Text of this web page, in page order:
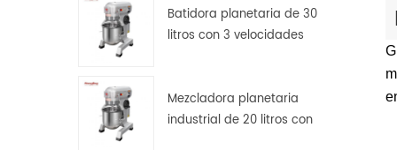
Batidora planetaria de 30
litros con 3 velocidades
Mezcladora planetaria
industrial de 20 litros con